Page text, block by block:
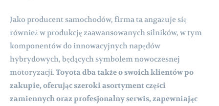
Jako producent samochodów, firma ta angażuje się
również w produkcję zaawansowanych silników, w tym
komponentów do innowacyjnych napędów
hybrydowych, będących symbolem nowoczesnej
motoryzacji.Toyota dba także o swoich klientów po
zakupie, oferując szeroki asortyment części
zamiennych oraz profesjonalny serwis, zapewniając